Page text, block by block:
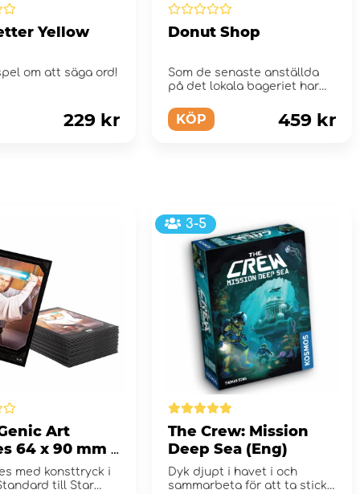
Yellow
om att säga ord!
229 kr
Donut Shop
Som de senaste anställda
på det lokala bageriet har
KÖP 459 kr
Art
64 x 90 mm -
Obi-Wan
med konsttryck i
till Star
3-5
The Crew: Mission
Deep Sea (Eng)
Dyk djupt i havet i och
sammarbeta för att ta stick!